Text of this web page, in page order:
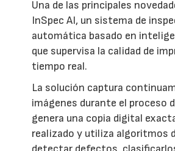
Una de las principales
InSpec AI, un sistema de
automática basado en
que supervisa la calidad de
tiempo real.
La solución captura
imágenes durante el proceso
genera una copia digital
realizado y utiliza algoritmos